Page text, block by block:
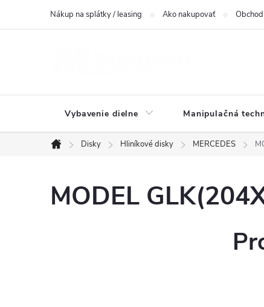
Nákup na splátky / leasing Ako nakupovať
Vybavenie dielne Manipulačná
Domov
Disky Hliníkové disky MERCEDES
MODEL